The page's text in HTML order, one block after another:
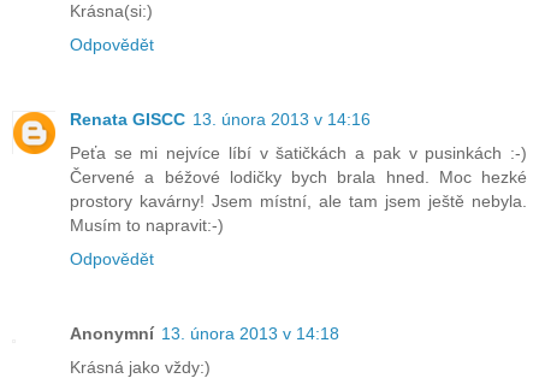
Krásna(si:)
Odpovědět
Renata GISCC 13. února 2013 v 14:16
Peťa se mi nejvíce líbí v šatičkách a pak v pusinkách :-)
Červené a béžové lodičky bych brala hned. Moc hezké
prostory kavárny! Jsem místní, ale tam jsem ještě nebyla.
Musím to napravit:-)
Odpovědět
Anonymní 13. února 2013 v 14:18
Krásná jako vždy:)